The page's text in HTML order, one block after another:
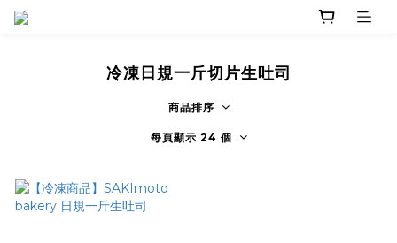
冷凍日規一斤切片生吐司
商品排序
每頁顯示 24 個